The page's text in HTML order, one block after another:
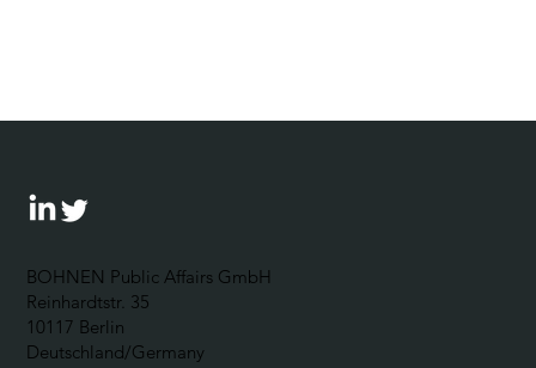
BOHNEN Public Affairs GmbH
Reinhardtstr. 35
10117 Berlin
Deutschland/Germany